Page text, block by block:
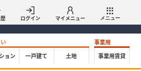
ログイン マイメニュー メニュー
ョン
一戸建て 土地
事業用
事業用賃貸